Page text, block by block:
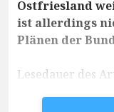
Ostfriesland
ist allerdings
Plänen der
Lesedauer des